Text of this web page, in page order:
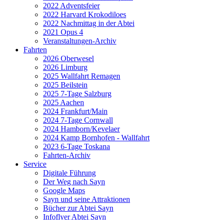
2022 Adventsfeier
2022 Harvard Krokodiloes
2022 Nachmittag in der Abtei
2021 Opus 4
Veranstaltungen-Archiv
Fahrten
2026 Oberwesel
2026 Limburg
2025 Wallfahrt Remagen
2025 Beilstein
2025 7-Tage Salzburg
2025 Aachen
2024 Frankfurt/Main
2024 7-Tage Cornwall
2024 Hamborn/Kevelaer
2024 Kamp Bornhofen - Wallfahrt
2023 6-Tage Toskana
Fahrten-Archiv
Service
Digitale Führung
Der Weg nach Sayn
Google Maps
Sayn und seine Attraktionen
Bücher zur Abtei Sayn
Infoflyer Abtei Sayn